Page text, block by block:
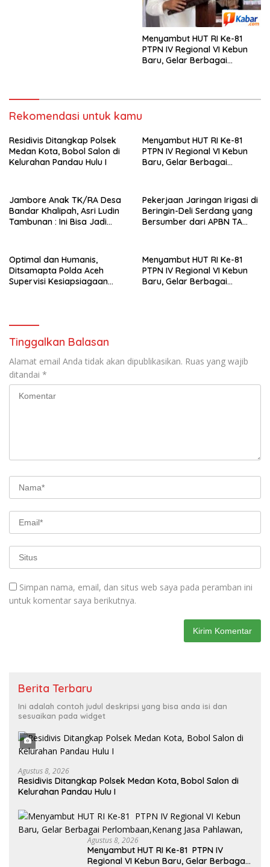
Menyambut HUT RI Ke-81
PTPN IV Regional VI Kebun
Baru, Gelar Berbagai
Rekomendasi untuk kamu
Residivis Ditangkap Polsek
Medan Kota, Bobol Salon di
Kelurahan Pandau Hulu I
Menyambut HUT RI Ke-81
PTPN IV Regional VI Kebun
Baru, Gelar Berbagai
Jambore Anak TK/RA Desa
Bandar Khalipah, Asri Ludin
Tambunan : Ini Bisa Jadi
Pekerjaan Jaringan Irigasi di
Beringin-Deli Serdang yang
Bersumber dari APBN TA
Optimal dan Humanis,
Ditsamapta Polda Aceh
Supervisi Kesiapsiagaan
Menyambut HUT RI Ke-81
PTPN IV Regional VI Kebun
Baru, Gelar Berbagai
Tinggalkan Balasan
Alamat email Anda tidak akan dipublikasikan. Ruas yang wajib
ditandai *
Simpan nama, email, dan situs web saya pada peramban ini
untuk komentar saya berikutnya.
Berita Terbaru
Ini adalah contoh judul deskripsi yang bisa anda isi dan
sesuaikan pada widget
Agustus 8, 2026
Residivis Ditangkap Polsek Medan Kota, Bobol Salon di
Kelurahan Pandau Hulu I
Agustus 8, 2026
Menyambut HUT RI Ke-81 PTPN IV
Regional VI Kebun Baru, Gelar Berbagai